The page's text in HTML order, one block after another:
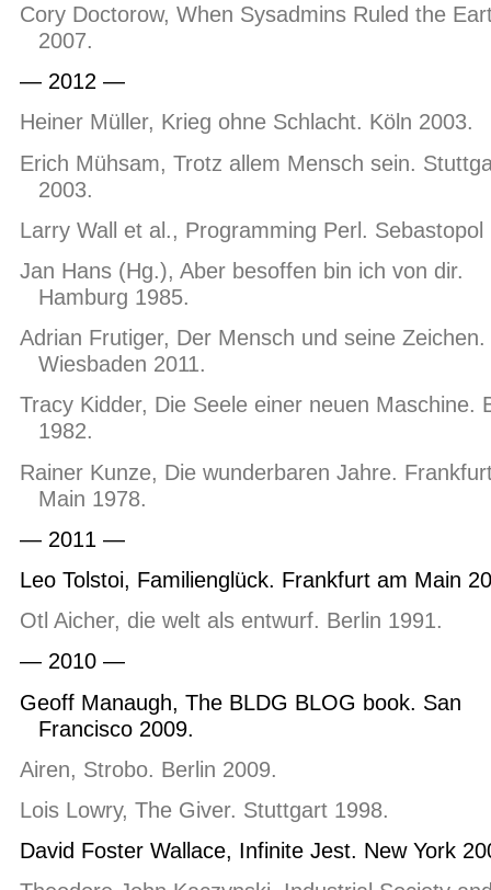
Cory Doctorow, When Sysadmins Ruled the
2007.
— 2012 —
Heiner Müller, Krieg ohne Schlacht. Köln 2003.
Erich Mühsam, Trotz allem Mensch sein.
2003.
Larry Wall et al., Programming Perl. Sebastopol
Jan Hans (Hg.), Aber besoffen bin ich von dir.
Hamburg 1985.
Adrian Frutiger, Der Mensch und seine Zeichen.
Wiesbaden 2011.
Tracy Kidder, Die Seele einer neuen Maschine.
1982.
Rainer Kunze, Die wunderbaren Jahre.
Main 1978.
— 2011 —
Leo Tolstoi, Familienglück. Frankfurt am Main
Otl Aicher, die welt als entwurf. Berlin 1991.
— 2010 —
Geoff Manaugh, The BLDG BLOG book. San
Francisco 2009.
Airen, Strobo. Berlin 2009.
Lois Lowry, The Giver. Stuttgart 1998.
David Foster Wallace, Infinite Jest. New York